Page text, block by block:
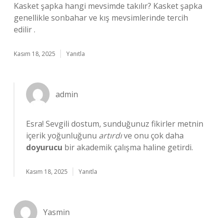
Kasket şapka hangi mevsimde takılır? Kasket şapka
genellikle sonbahar ve kış mevsimlerinde tercih
edilir .
Kasım 18, 2025 Yanıtla
admin
Esra! Sevgili dostum, sunduğunuz fikirler metnin
içerik yoğunluğunu artırdıve onu çok daha
doyurucu bir akademik çalışma haline getirdi.
Kasım 18, 2025 Yanıtla
Yasmin